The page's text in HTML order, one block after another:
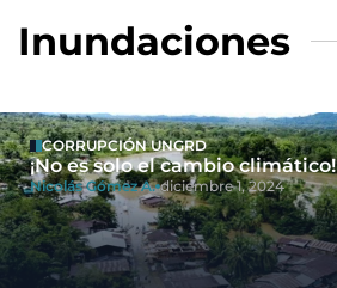
Inundaciones
CORRUPCIÓN UNGRD
¡No es solo el cambio climático!
Nicolás Gómez A. diciembre 1, 2024